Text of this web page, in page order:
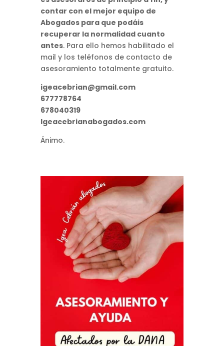
contar con el mejor equipo de
Abogados para que podáis
recuperar la normalidad cuanto
antes. Para ello hemos habilitado el
mail y los teléfonos de contacto de
asesoramiento totalmente gratuito.
igeacebrian@gmail.com
677778764
678040319
Igeacebrianabogados.com
Ánimo.